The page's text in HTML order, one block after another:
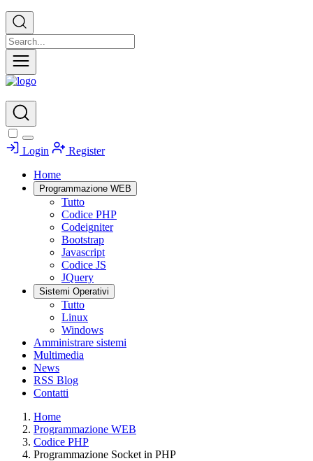
Login
Register
Home
Programmazione WEB
Tutto
Codice PHP
Codeigniter
Bootstrap
Javascript
Codice JS
JQuery
Sistemi Operativi
Tutto
Linux
Windows
Amministrare sistemi
Multimedia
News
RSS Blog
Contatti
Home
Programmazione WEB
Codice PHP
Programmazione Socket in PHP